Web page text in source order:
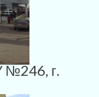
№246, г.